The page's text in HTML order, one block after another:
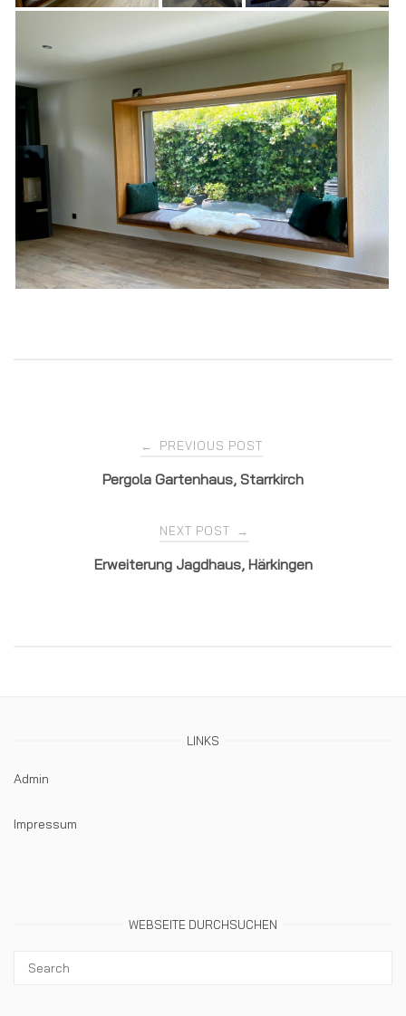
← PREVIOUS POST
Pergola Gartenhaus, Starrkirch
NEXT POST →
Erweiterung Jagdhaus, Härkingen
LINKS
Admin
Impressum
WEBSEITE DURCHSUCHEN